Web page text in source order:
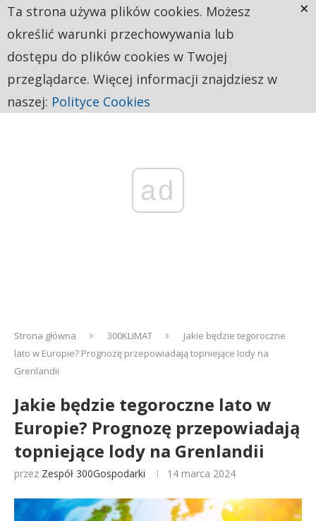
ad
Strona główna 300KLIMAT
Jakie będzie tegoroczne
lato w Europie? Prognozę przepowiadają topniejące lody na
Grenlandii
Jakie będzie tegoroczne lato w
Europie? Prognozę przepowiadają
topniejące lody na Grenlandii
przez Zespół 300Gospodarki 14 marca 2024
Ta strona używa plików cookies. Możesz
określić warunki przechowywania lub
dostępu do plików cookies w Twojej
przeglądarce. Więcej informacji znajdziesz w
naszej: Polityce Cookies
×